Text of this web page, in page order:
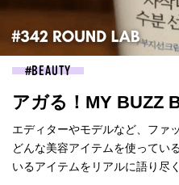
BEAUTY
アガる！MY BUZZ
エディターやモデルなど、ファ
どんな美容アイテムを使ってい
いるアイテムをリアルに語り尽